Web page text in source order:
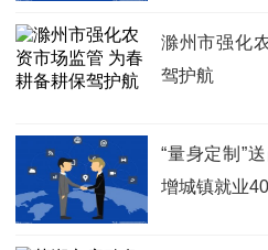
滁州市强化
驾护航
“量身定制”
增城镇就业